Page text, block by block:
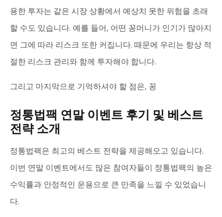
용한 투자는 같은 시장 상황에서 예상치 못한 위험을 초래
할 수도 있습니다. 예를 들어, 어떤 꽁머니가 인기가 많아지
면 그에 따라 리스크 또한 커집니다. 때문에 우리는 항상 적
절한 리스크 관리와 함께 투자해야 합니다.
그리고 마지막으로 기억하셔야 할 점은, 꽁
정통법팩 연말 이벤트 후기 및 베스트
전략 소개
정통법팩은 최고의 베스트 전략을 제공해오고 있습니다.
이번 연말 이벤트에서도 많은 참여자들이 정통법팩의 높은
수익률과 안정적인 운용으로 큰 만족을 느낄 수 있었습니
다.